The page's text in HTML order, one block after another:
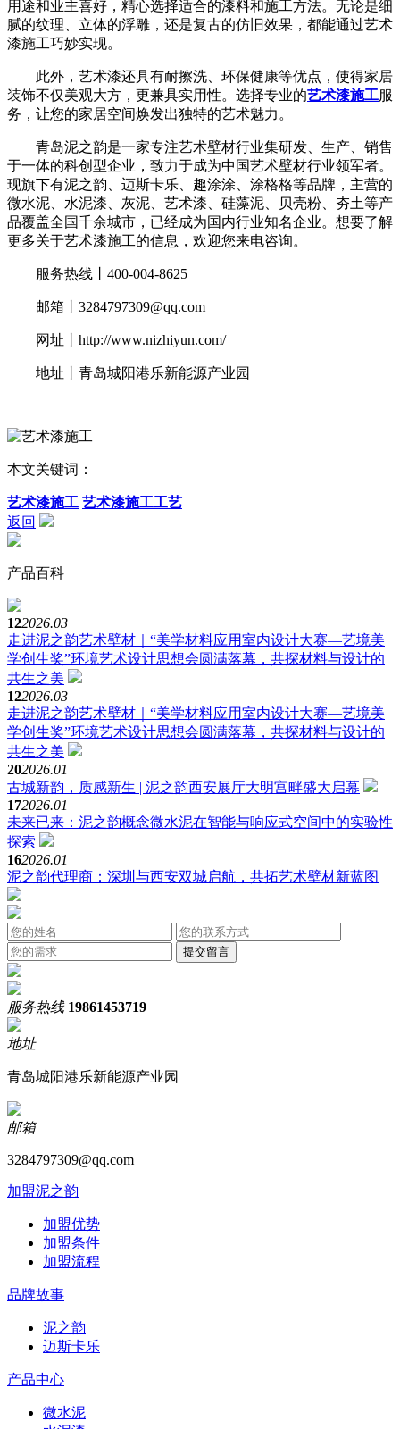
用途和业主喜好，精心选择适合的漆料和施工方法。无论是细
腻的纹理、立体的浮雕，还是复古的仿旧效果，都能通过艺术
漆施工巧妙实现。
此外，艺术漆还具有耐擦洗、环保健康等优点，使得家居
装饰不仅美观大方，更兼具实用性。选择专业的艺术漆施工服
务，让您的家居空间焕发出独特的艺术魅力。
青岛泥之韵是一家专注艺术壁材行业集研发、生产、销售
于一体的科创型企业，致力于成为中国艺术壁材行业领军者。
现旗下有泥之韵、迈斯卡乐、趣涂涂、涂格格等品牌，主营的
微水泥、水泥漆、灰泥、艺术漆、硅藻泥、贝壳粉、夯土等产
品覆盖全国千余城市，已经成为国内行业知名企业。想要了解
更多关于艺术漆施工的信息，欢迎您来电咨询。
服务热线丨400-004-8625
邮箱丨3284797309@qq.com
网址丨http://www.nizhiyun.com/
地址丨青岛城阳港乐新能源产业园
本文关键词：
艺术漆施工 艺术漆施工工艺
返回
产品百科
122026.03
走进泥之韵艺术壁材｜“美学材料应用室内设计大赛—艺境美
学创生奖”环境艺术设计思想会圆满落幕，共探材料与设计的
共生之美
122026.03
走进泥之韵艺术壁材｜“美学材料应用室内设计大赛—艺境美
学创生奖”环境艺术设计思想会圆满落幕，共探材料与设计的
共生之美
202026.01
古城新韵，质感新生 | 泥之韵西安展厅大明宫畔盛大启幕
172026.01
未来已来：泥之韵概念微水泥在智能与响应式空间中的实验性
探索
162026.01
泥之韵代理商：深圳与西安双城启航，共拓艺术壁材新蓝图
服务热线 19861453719
地址
青岛城阳港乐新能源产业园
邮箱
3284797309@qq.com
加盟泥之韵
加盟优势
加盟条件
加盟流程
品牌故事
泥之韵
迈斯卡乐
产品中心
微水泥